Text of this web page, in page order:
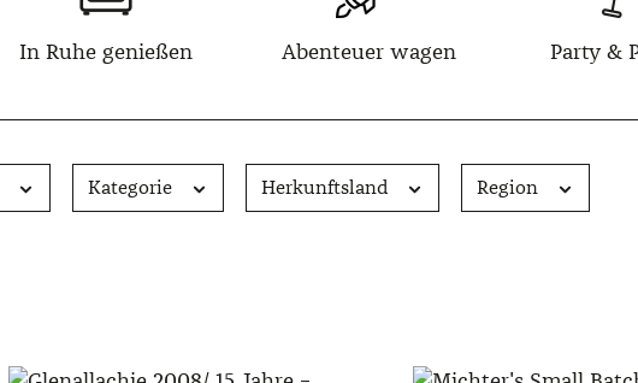
In Ruhe genießen Abenteuer wagen Party &
Kategorie Herkunftsland Region